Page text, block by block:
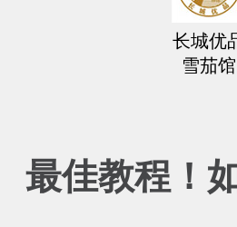
长城优
雪茄馆
最佳教程！